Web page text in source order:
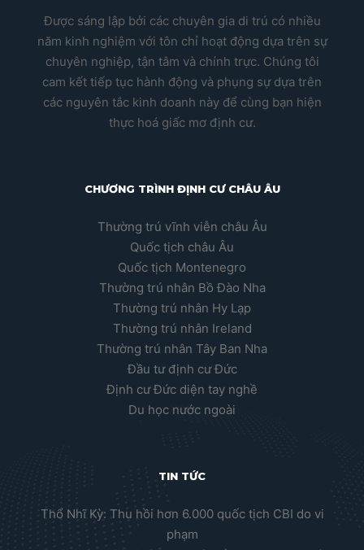
Được sáng lập bởi các chuyên gia di trú có nhiều
năm kinh nghiệm với tôn chỉ hoạt động dựa trên sự
chuyên nghiệp, tận tâm và chính trực. Chúng tôi
cam kết tiếp tục hành động và phụng sự dựa trên
các nguyên tắc kinh doanh này để cùng bạn hiện
thực hoá giấc mơ định cư.
CHƯƠNG TRÌNH ĐỊNH CƯ CHÂU ÂU
Thường trú vĩnh viễn châu Âu
Quốc tịch châu Âu
Quốc tịch Montenegro
Thường trú nhân Bồ Đào Nha
Thường trú nhân Hy Lạp
Thường trú nhân Ireland
Thường trú nhân Tây Ban Nha
Đầu tư định cư Đức
Định cư Đức diện tay nghề
Du học nước ngoài
TIN TỨC
Thổ Nhĩ Kỳ: Thu hồi hơn 6.000 quốc tịch CBI do vi
phạm